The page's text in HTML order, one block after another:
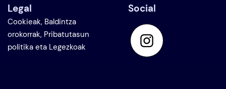
Legal
Cookieak, Baldintza
orokorrak, Pribatutasun
politika eta Legezkoak
Social